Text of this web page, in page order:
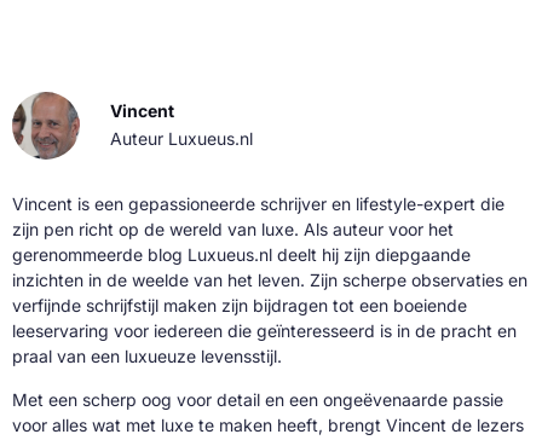
Vincent
Auteur Luxueus.nl
Vincent is een gepassioneerde schrijver en lifestyle-expert die
zijn pen richt op de wereld van luxe. Als auteur voor het
gerenommeerde blog Luxueus.nl deelt hij zijn diepgaande
inzichten in de weelde van het leven. Zijn scherpe observaties en
verfijnde schrijfstijl maken zijn bijdragen tot een boeiende
leeservaring voor iedereen die geïnteresseerd is in de pracht en
praal van een luxueuze levensstijl.
Met een scherp oog voor detail en een ongeëvenaarde passie
voor alles wat met luxe te maken heeft, brengt Vincent de lezers